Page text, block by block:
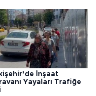
İnşaat
Yayaları Trafiğe